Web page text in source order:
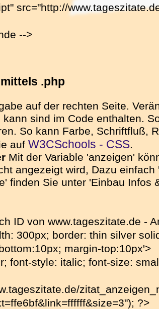
src="http://
-->
.php
auf der rechten Seite.
sind im Code enthalten.
So kann Farbe, Schriftfluß,
aufW3CSchools - CSS.
Mit der Variable 'anzeigen'
angezeigt wird, Dazu
finden Sie unter 'Einbau Infos
ID von www.tageszitate.de -
300px; border: thin silver
margin-top:10px'>
font-style: italic; font-size:
?>